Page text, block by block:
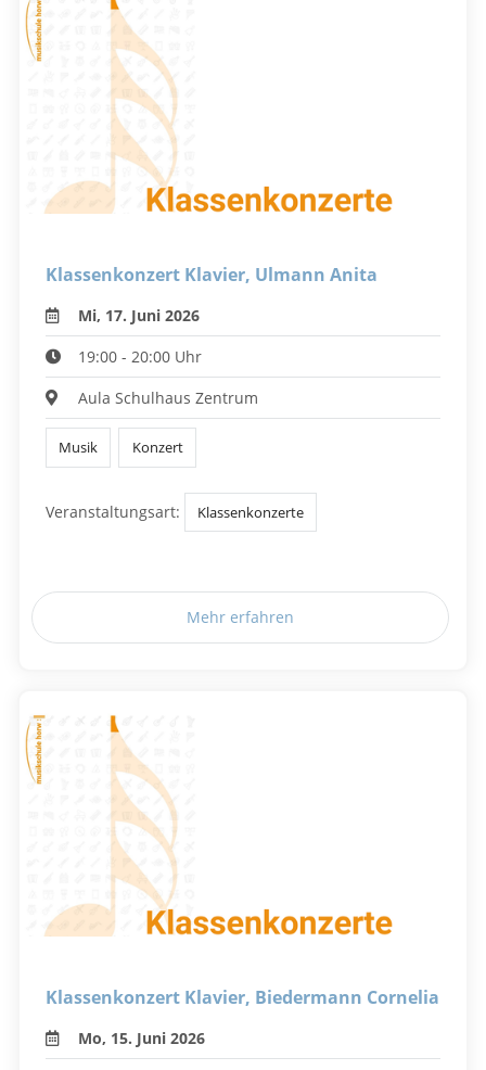
Klassenkonzert Klavier, Ulmann Anita
Mi, 17. Juni 2026
19:00 - 20:00 Uhr
Aula Schulhaus Zentrum
Musik Konzert
Veranstaltungsart: Klassenkonzerte
Mehr erfahren
Klassenkonzert Klavier, Biedermann Cornelia
Mo, 15. Juni 2026